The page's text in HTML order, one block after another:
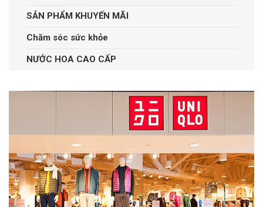
SẢN PHẨM KHUYẾN MÃI
Chăm sóc sức khỏe
NƯỚC HOA CAO CẤP